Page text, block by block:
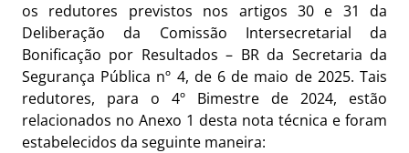
os redutores previstos nos artigos 30 e 31 da
Deliberação da Comissão Intersecretarial da
Bonificação por Resultados – BR da Secretaria da
Segurança Pública nº 4, de 6 de maio de 2025. Tais
redutores, para o 4º Bimestre de 2024, estão
relacionados no Anexo 1 desta nota técnica e foram
estabelecidos da seguinte maneira: